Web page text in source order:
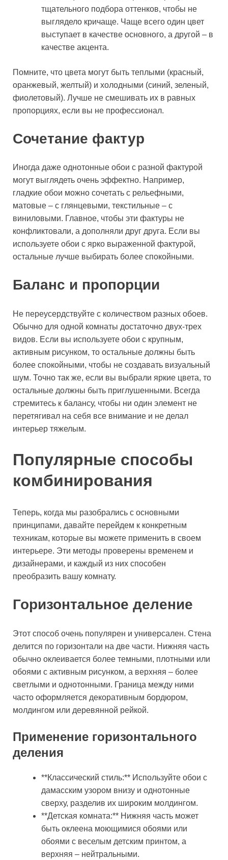
тщательного подбора оттенков, чтобы не
выглядело кричаще. Чаще всего один цвет
выступает в качестве основного, а другой – в
качестве акцента.
Помните, что цвета могут быть теплыми (красный,
оранжевый, желтый) и холодными (синий, зеленый,
фиолетовый). Лучше не смешивать их в равных
пропорциях, если вы не профессионал.
Сочетание фактур
Иногда даже однотонные обои с разной фактурой
могут выглядеть очень эффектно. Например,
гладкие обои можно сочетать с рельефными,
матовые – с глянцевыми, текстильные – с
виниловыми. Главное, чтобы эти фактуры не
конфликтовали, а дополняли друг друга. Если вы
используете обои с ярко выраженной фактурой,
остальные лучше выбирать более спокойными.
Баланс и пропорции
Не переусердствуйте с количеством разных обоев.
Обычно для одной комнаты достаточно двух-трех
видов. Если вы используете обои с крупным,
активным рисунком, то остальные должны быть
более спокойными, чтобы не создавать визуальный
шум. Точно так же, если вы выбрали яркие цвета, то
остальные должны быть приглушенными. Всегда
стремитесь к балансу, чтобы ни один элемент не
перетягивал на себя все внимание и не делал
интерьер тяжелым.
Популярные способы
комбинирования
Теперь, когда мы разобрались с основными
принципами, давайте перейдем к конкретным
техникам, которые вы можете применить в своем
интерьере. Эти методы проверены временем и
дизайнерами, и каждый из них способен
преобразить вашу комнату.
Горизонтальное деление
Этот способ очень популярен и универсален. Стена
делится по горизонтали на две части. Нижняя часть
обычно оклеивается более темными, плотными или
обоями с активным рисунком, а верхняя – более
светлыми и однотонными. Граница между ними
часто оформляется декоративным бордюром,
молдингом или деревянной рейкой.
Применение горизонтального
деления
**Классический стиль:** Используйте обои с
дамасским узором внизу и однотонные
сверху, разделив их широким молдингом.
**Детская комната:** Нижняя часть может
быть оклеена моющимися обоями или
обоями с веселым детским принтом, а
верхняя – нейтральными.